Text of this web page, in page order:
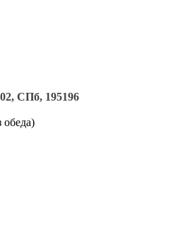
СПб, 195196
обеда)